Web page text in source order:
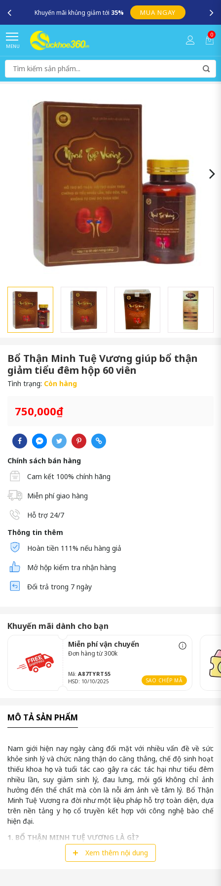
Khuyến mãi khủng giảm tới 35% MUA NGAY
MENU
0
Bổ Thận Minh Tuệ Vương giúp bổ thận
giảm tiểu đêm hộp 60 viên
Tình trạng: Còn hàng
750,000₫
Chính sách bán hàng
Cam kết 100% chính hãng
Miễn phí giao hàng
Hỗ trợ 24/7
Thông tin thêm
Hoàn tiền 111% nếu hàng giả
Mở hộp kiểm tra nhận hàng
Đổi trả trong 7 ngày
Khuyến mãi dành cho bạn
Miễn phí vận chuyển
Đơn hàng từ 300k
Mã: A87TYRT55
HSD: 10/10/2025 SAO CHÉP MÃ
MÔ TẢ SẢN PHẨM
Nam giới hiện nay ngày càng đối mặt với nhiều vấn đề về sức
khỏe sinh lý và chức năng thận do căng thẳng, chế độ sinh hoạt
thiếu khoa học và tuổi tác cao gây ra các tác hại như tiểu đêm
nhiều lần, suy giảm sinh lý, đau lưng, mỏi gối không chỉ ảnh
hưởng đến thể chất mà còn là nỗi ám ảnh về tâm lý. Bổ Thận
Minh Tuệ Vương ra đời như một liệu pháp hỗ trợ toàn diện, dựa
trên nền tảng y học cổ truyền kết hợp với công nghệ bào chế
hiện đại.
1. BỔ THẬN MINH TUỆ VƯƠNG LÀ GÌ?
Bổ Thận Minh Tuệ Vươnglà thực phẩm bảo vệ sức khỏe được
bào chế từ các thảo dược quý hiếm trong Đông y, chuyên dùng
Xem thêm nội dung